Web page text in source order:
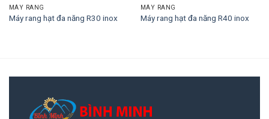
MÁY RANG
Máy rang hạt đa năng R30 inox
MÁY RANG
Máy rang hạt đa năng R40 inox